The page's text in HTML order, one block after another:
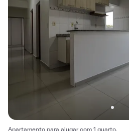
Apartamento para alugar com 1 quarto.